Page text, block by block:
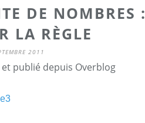
DE NOMBRES :
LA RÈGLE
2011
publié depuis Overblog